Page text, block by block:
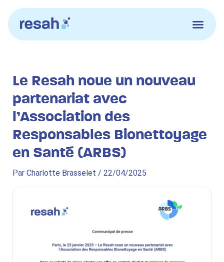
contenu
Le Resah noue un nouveau
partenariat avec
l’Association des
Responsables Bionettoyage
en Santé (ARBS)
Par Charlotte Brasselet / 22/04/2025